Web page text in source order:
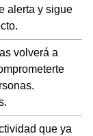
alerta y sigue
volverá a
que ya